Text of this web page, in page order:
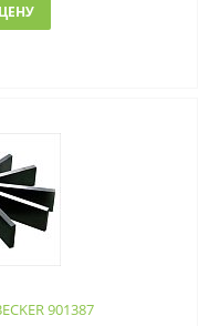
901387